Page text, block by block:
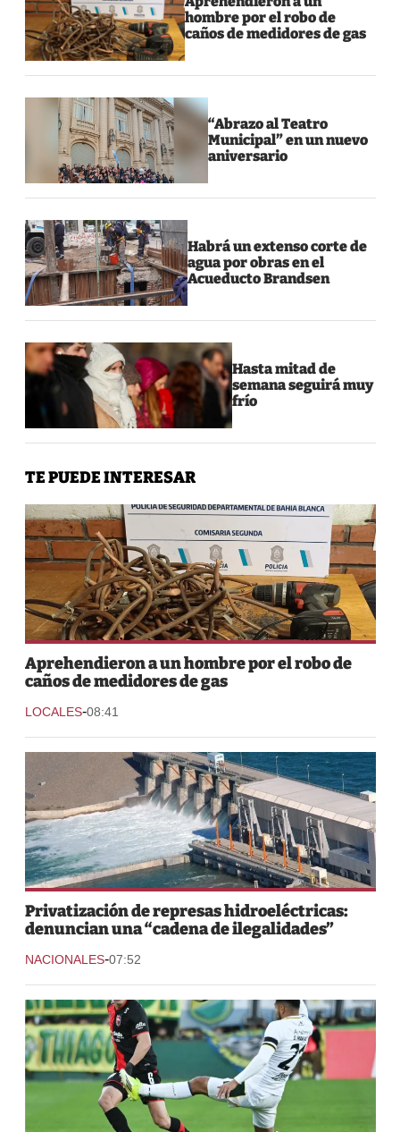
hombre por el robo de
caños de medidores de gas
“Abrazo al Teatro
Municipal” en un nuevo
aniversario
Habrá un extenso corte de
agua por obras en el
Acueducto Brandsen
Hasta mitad de
semana seguirá muy
frío
TE PUEDE INTERESAR
Aprehendieron a un hombre por el robo de
caños de medidores de gas
LOCALES-08:41
Privatización de represas hidroeléctricas:
denuncian una “cadena de ilegalidades”
NACIONALES-07:52